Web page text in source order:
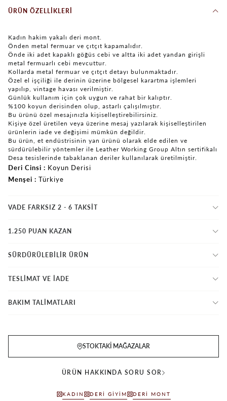
ÜRÜN ÖZELLIKLERI
Kadın hakim yakalı deri mont.
Önden metal fermuar ve çıtçıt kapamalıdır.
Önde iki adet kapaklı göğüs cebi ve altta iki adet yandan girişli
metal fermuarlı cebi mevcuttur.
Kollarda metal fermuar ve çıtçıt detayı bulunmaktadır.
Özel el işçiliği ile derinin üzerine bölgesel karartma işlemleri
yapılıp, vintage havası verilmiştir.
Günlük kullanım için çok uygun ve rahat bir kalıptır.
%100 koyun derisinden olup, astarlı çalışılmıştır.
Bu ürünü özel mesajınızla kişiselleştirebilirsiniz.
Kişiye özel üretilen veya üzerine mesaj yazılarak kişiselleştirilen
ürünlerin iade ve değişimi mümkün değildir.
Bu ürün, et endüstrisinin yan ürünü olarak elde edilen ve
sürdürülebilir yöntemler ile Leather Working Group Altın sertifikalı
Desa tesislerinde tabaklanan deriler kullanılarak üretilmiştir.
Deri Cinsi
Koyun Derisi
Menşei
Türkiye
VADE FARKSIZ 2 - 6 TAKSIT
1.250 PUAN KAZAN
SÜRDÜRÜLEBİLİR ÜRÜN
TESLİMAT VE İADE
BAKIM TALİMATLARI
STOKTAKI MAĞAZALAR
ÜRÜN HAKKINDA SORU SOR
KADIN DERI GIYIM DERI MONT